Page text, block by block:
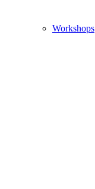
Workshops